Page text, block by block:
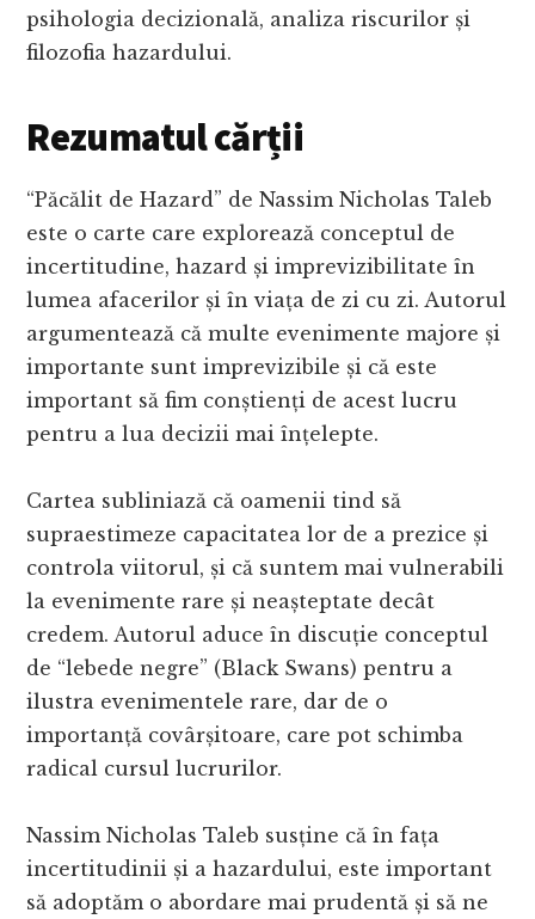
psihologia decizională, analiza riscurilor și
filozofia hazardului.
Rezumatul cărții
“Păcălit de Hazard” de Nassim Nicholas Taleb
este o carte care explorează conceptul de
incertitudine, hazard și imprevizibilitate în
lumea afacerilor și în viața de zi cu zi. Autorul
argumentează că multe evenimente majore și
importante sunt imprevizibile și că este
important să fim conștienți de acest lucru
pentru a lua decizii mai înțelepte.
Cartea subliniază că oamenii tind să
supraestimeze capacitatea lor de a prezice și
controla viitorul, și că suntem mai vulnerabili
la evenimente rare și neașteptate decât
credem. Autorul aduce în discuție conceptul
de “lebede negre” (Black Swans) pentru a
ilustra evenimentele rare, dar de o
importanță covârșitoare, care pot schimba
radical cursul lucrurilor.
Nassim Nicholas Taleb susține că în fața
incertitudinii și a hazardului, este important
să adoptăm o abordare mai prudentă și să ne